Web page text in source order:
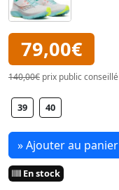
79,00€
140,00€ prix public conseillé
39 40
» Ajouter au panier
En stock